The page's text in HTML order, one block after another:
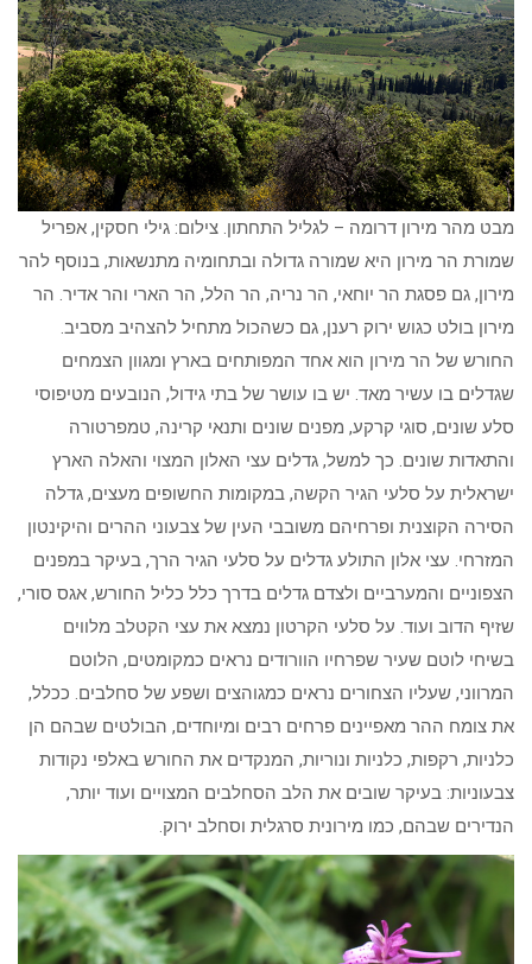
מבט מהר מירון דרומה – לגליל התחתון. צילום: גילי חסקין, אפריל
שמורת הר מירון היא שמורה גדולה ובתחומיה מתנשאות, בנוסף להר
מירון, גם פסגת הר יוחאי, הר נריה, הר הלל, הר הארי והר אדיר. הר
מירון בולט כגוש ירוק רענן, גם כשהכול מתחיל להצהיב מסביב.
החורש של הר מירון הוא אחד המפותחים בארץ ומגוון הצמחים
שגדלים בו עשיר מאד. יש בו עושר של בתי גידול, הנובעים מטיפוסי
סלע שונים, סוגי קרקע, מפנים שונים ותנאי קרינה, טמפרטורה
והתאדות שונים. כך למשל, גדלים עצי האלון המצוי והאלה הארץ
ישראלית על סלעי הגיר הקשה, במקומות החשופים מעצים, גדלה
הסירה הקוצנית ופרחיהם משובבי העין של צבעוני ההרים והיקינטון
המזרחי. עצי אלון התולע גדלים על סלעי הגיר הרך, בעיקר במפנים
הצפוניים והמערביים ולצדם גדלים בדרך כלל כליל החורש, אגס סורי,
שזיף הדוב ועוד. על סלעי הקרטון נמצא את עצי הקטלב מלווים
בשיחי לוטם שעיר שפרחיו הוורודים נראים כמקומטים, הלוטם
המרווני, שעליו הצחורים נראים כמגוהצים ושפע של סחלבים. ככלל,
את צומח ההר מאפיינים פרחים רבים ומיוחדים, הבולטים שבהם הן
כלניות, רקפות, כלניות ונוריות, המנקדים את החורש באלפי נקודות
צבעוניות: בעיקר שובים את הלב הסחלבים המצויים ועוד יותר,
הנדירים שבהם, כמו מירונית סרגלית וסחלב ירוק.